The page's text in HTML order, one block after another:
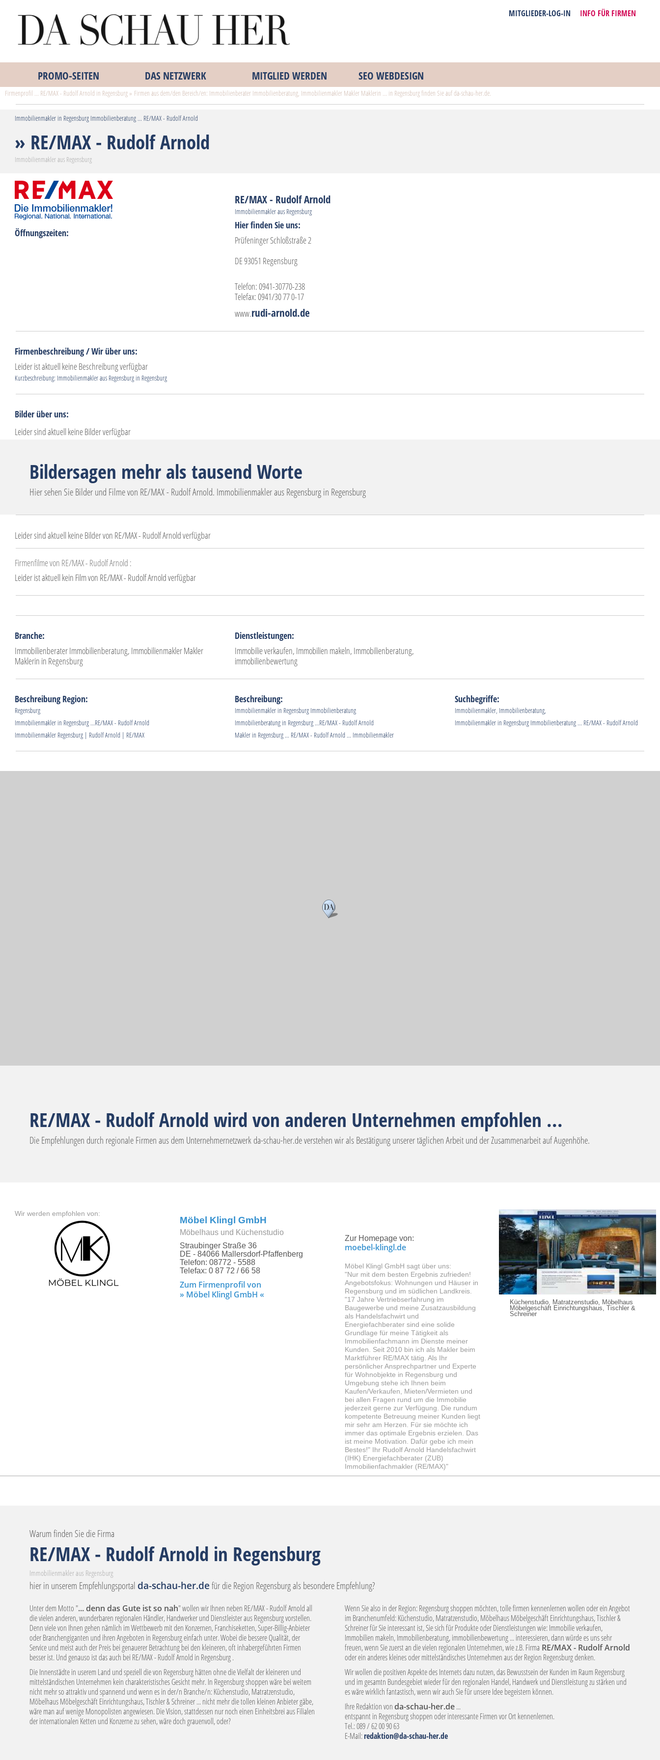
MITGLIEDER-LOG-IN INFO FÜR FIRMEN
PROMO‑SEITEN DAS NETZWERK MITGLIED WERDEN SEO WEBDESIGN
Firmenprofil ... RE/MAX - Rudolf Arnold in Regensburg » Firmen aus dem/den Bereich/en: Immobilienberater Immobilienberatung, Immobilienmakler Makler Maklerin ... in Regensburg finden Sie auf da-schau-her.de.
Immobilienmakler in Regensburg Immobilienberatung ... RE/MAX - Rudolf Arnold
» RE/MAX - Rudolf Arnold
Immobilienmakler aus Regensburg
Öffnungszeiten:
RE/MAX - Rudolf Arnold
Immobilienmakler aus Regensburg
Hier finden Sie uns:
Prüfeninger Schloßstraße 2
DE 93051 Regensburg
Telefon: 0941-30770-238
Telefax: 0941/30 77 0-17
www.rudi-arnold.de
Firmenbeschreibung / Wir über uns:
Leider ist aktuell keine Beschreibung verfügbar
Kurzbeschreibung: Immobilienmakler aus Regensburg in Regensburg
Bilder über uns:
Leider sind aktuell keine Bilder verfügbar
Bildersagen mehr als tausend Worte
Hier sehen Sie Bilder und Filme von RE/MAX - Rudolf Arnold. Immobilienmakler aus Regensburg in Regensburg
Leider sind aktuell keine Bilder von RE/MAX - Rudolf Arnold verfügbar
Firmenfilme von RE/MAX - Rudolf Arnold :
Leider ist aktuell kein Film von RE/MAX - Rudolf Arnold verfügbar
Branche:
Immobilienberater Immobilienberatung, Immobilienmakler Makler
Maklerin in Regensburg
Dienstleistungen:
Immobilie verkaufen, Immobilien makeln, Immobilienberatung,
immobilienbewertung
Beschreibung Region:
Regensburg
Beschreibung:
Immobilienmakler in Regensburg Immobilienberatung
Suchbegriffe:
Immobilienmakler, Immobilienberatung,
Immobilienmakler in Regensburg ...RE/MAX - Rudolf Arnold
Immobilienberatung in Regensburg ...RE/MAX - Rudolf Arnold
Immobilienmakler in Regensburg Immobilienberatung ... RE/MAX - Rudolf Arnold
Immobilienmakler Regensburg | Rudolf Arnold | RE/MAX
Makler in Regensburg ... RE/MAX - Rudolf Arnold ... Immobilienmakler
RE/MAX - Rudolf Arnold wird von anderen Unternehmen empfohlen ...
Die Empfehlungen durch regionale Firmen aus dem Unternehmernetzwerk da-schau-her.de verstehen wir als Bestätigung unserer täglichen Arbeit und der Zusammenarbeit auf Augenhöhe.
Wir werden empfohlen von:
Möbel Klingl GmbH
Möbelhaus und Küchenstudio
Straubinger Straße 36
DE - 84066 Mallersdorf-Pfaffenberg
Telefon: 08772 - 5588
Telefax: 0 87 72 / 66 58
Zum Firmenprofil von
» Möbel Klingl GmbH «
Zur Homepage von:
moebel-klingl.de
Möbel Klingl GmbH sagt über uns:
"Nur mit dem besten Ergebnis zufrieden!
Angebotsfokus: Wohnungen und Häuser in
Regensburg und im südlichen Landkreis.
"17 Jahre Vertriebserfahrung im
Baugewerbe und meine Zusatzausbildung
als Handelsfachwirt und
Energiefachberater sind eine solide
Grundlage für meine Tätigkeit als
Immobilienfachmann im Dienste meiner
Kunden. Seit 2010 bin ich als Makler beim
Marktführer RE/MAX tätig. Als Ihr
persönlicher Ansprechpartner und Experte
für Wohnobjekte in Regensburg und
Umgebung stehe ich Ihnen beim
Kaufen/Verkaufen, Mieten/Vermieten und
bei allen Fragen rund um die Immobilie
jederzeit gerne zur Verfügung. Die rundum
kompetente Betreuung meiner Kunden liegt
mir sehr am Herzen. Für sie möchte ich
immer das optimale Ergebnis erzielen. Das
ist meine Motivation. Dafür gebe ich mein
Bestes!" Ihr Rudolf Arnold Handelsfachwirt
(IHK) Energiefachberater (ZUB)
Immobilienfachmakler (RE/MAX)"
Küchenstudio, Matratzenstudio, Möbelhaus
Möbelgeschäft Einrichtungshaus, Tischler &
Schreiner
Warum finden Sie die Firma
RE/MAX - Rudolf Arnold in Regensburg
Immobilienmakler aus Regensburg
hier in unserem Empfehlungsportal da-schau-her.defür die Region Regensburg als besondere Empfehlung?
Unter dem Motto "... denn das Gute ist so nah" wollen wir Ihnen neben RE/MAX - Rudolf Arnold all
die vielen anderen, wunderbaren regionalen Händler, Handwerker und Dienstleister aus Regensburg vorstellen.
Denn viele von Ihnen gehen nämlich im Wettbewerb mit den Konzernen, Franchiseketten, Super-Billig-Anbieter
oder Branchengiganten und ihren Angeboten in Regensburg einfach unter. Wobei die bessere Qualität, der
Service und meist auch der Preis bei genauerer Betrachtung bei den kleineren, oft inhabergeführten Firmen
besser ist. Und genauso ist das auch bei RE/MAX - Rudolf Arnold in Regensburg .
Die Innenstädte in userem Land und speziell die von Regensburg hätten ohne die Vielfalt der kleineren und
mittelständischen Unternehmen kein charakteristisches Gesicht mehr. In Regensburg shoppen wäre bei weitem
nicht mehr so attraktiv und spannend und wenn es in der/n Branche/n: Küchenstudio, Matratzenstudio,
Möbelhaus Möbelgeschäft Einrichtungshaus, Tischler & Schreiner ... nicht mehr die tollen kleinen Anbieter gäbe,
wäre man auf wenige Monopolisten angewiesen. Die Vision, stattdessen nur noch einen Einheitsbrei aus Filialen
der internationalen Ketten und Konzerne zu sehen, wäre doch grauenvoll, oder?
Wenn Sie also in der Region: Regensburg shoppen möchten, tolle firmen kennenlernen wollen oder ein Angebot
im Branchenumfeld: Küchenstudio, Matratzenstudio, Möbelhaus Möbelgeschäft Einrichtungshaus, Tischler &
Schreiner für Sie interessant ist, Sie sich für Produkte oder Dienstleistungen wie: Immobilie verkaufen,
Immobilien makeln, Immobilienberatung, immobilienbewertung ... interessieren, dann würde es uns sehr
freuen, wenn Sie zuerst an die vielen regionalen Unternehmen, wie z.B. Firma RE/MAX - Rudolf Arnold
oder ein anderes kleines oder mittelständisches Unternehmen aus der Region Regensburg denken.
Wir wollen die positiven Aspekte des Internets dazu nutzen, das Bewusstsein der Kunden im Raum Regensburg
und im gesamtn Bundesgebiet wieder für den regionalen Handel, Handwerk und Dienstleistung zu stärken und
es wäre wirklich fantastisch, wenn wir auch Sie für unsere Idee begeistern können.
Ihre Redaktion vonda-schau-her.de...
entspannt in Regensburg shoppen oder interessante Firmen vor Ort kennenlernen.
Tel.: 089 / 62 00 90 63
E-Mail:redaktion@da-schau-her.de